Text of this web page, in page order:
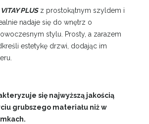
VITAY PLUSz prostokątnym szyldem i
nadaje się do wnętrz o
stylu. Prosty, a zarazem
estetykę drzwi, dodając im
się najwyższą jakością
grubszego materiału niż w